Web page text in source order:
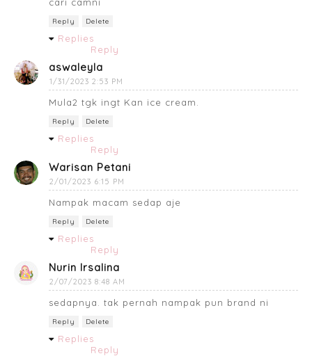
Reply Delete
Replies
Reply
aswaleyla
1/31/2023 2:53 PM
Mula2 tgk ingt Kan ice cream.
Reply Delete
Replies
Reply
Warisan Petani
2/01/2023 6:15 PM
Nampak macam sedap aje
Reply Delete
Replies
Reply
Nurin Irsalina
2/07/2023 8:48 AM
sedapnya. tak pernah nampak pun brand ni
Reply Delete
Replies
Reply